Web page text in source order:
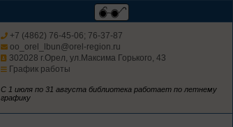
+7 (4862) 76-45-06; 76-37-87
oo_orel_lbun@orel-region.ru
302028 г.Орел, ул.Максима Горького, 43
График работы
С 1 июля по 31 августа библиотека работает по летнему
графику
Леонид Андреев:
взгляд из XXI века